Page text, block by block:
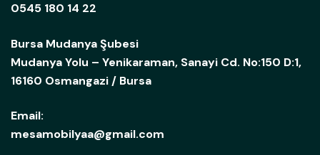
0545 180 14 22
Bursa Mudanya Şubesi
Mudanya Yolu – Yenikaraman, Sanayi Cd. No:150 D:1,
16160 Osmangazi / Bursa
Email:
mesamobilyaa@gmail.com